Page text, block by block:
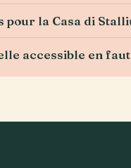
la Casa di
accessible en